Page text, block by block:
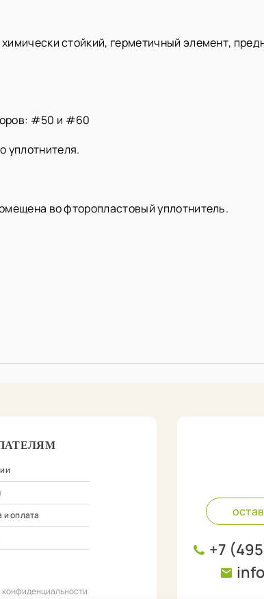
стойкий, герметичный элемент,
#50 и #60
уплотнителя.
во фторопластовый уплотнитель.
и оплата
конфиденциальности
+7